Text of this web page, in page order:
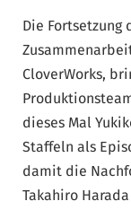
Die
CloverWorks,
dieses Mal
Staffeln als
damit die
Takahiro